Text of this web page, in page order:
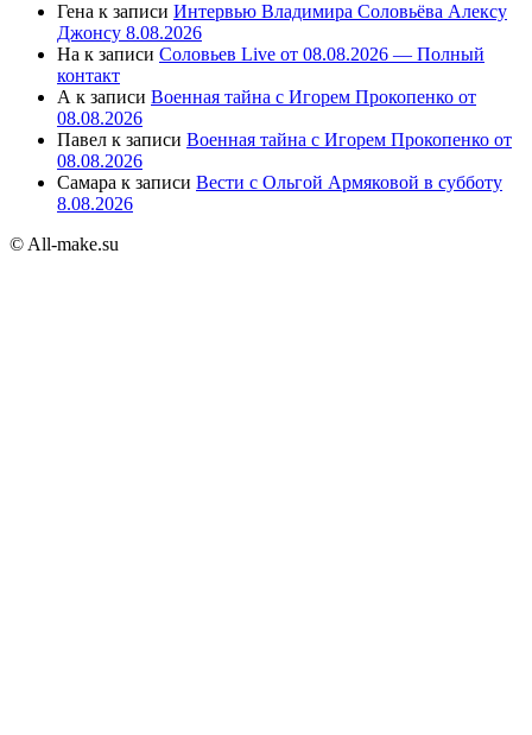
Гена к записи Интервью Владимира Соловьёва Алексу
Джонсу 8.08.2026
На к записи Соловьев Live от 08.08.2026 — Полный
контакт
А к записи Военная тайна с Игорем Прокопенко от
08.08.2026
Павел к записи Военная тайна с Игорем Прокопенко от
08.08.2026
Самара к записи Вести с Ольгой Армяковой в субботу
8.08.2026
© All-make.su